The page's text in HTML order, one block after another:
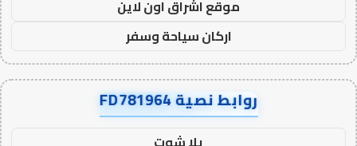
موقع اشراق اون لاين
اركان سياحة وسفر
روابط نصية FD781964